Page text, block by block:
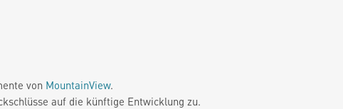
von MountainView.
auf die künftige Entwicklung zu.